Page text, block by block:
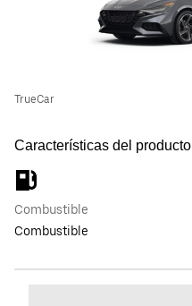
TrueCar
Características del producto
Combustible
Combustible